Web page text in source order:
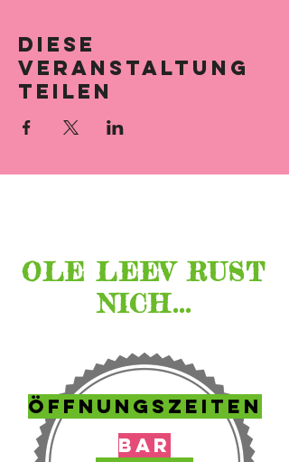
Diese
Veranstaltung
teilen
OLE LEEV RUST
NICH...
ÖFFNUNGSZEITEN
BAR